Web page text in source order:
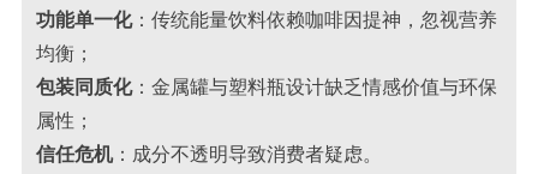
功能单一化：传统能量饮料依赖咖啡因提神，忽视营养
均衡；
包装同质化：金属罐与塑料瓶设计缺乏情感价值与环保
属性；
信任危机：成分不透明导致消费者疑虑。